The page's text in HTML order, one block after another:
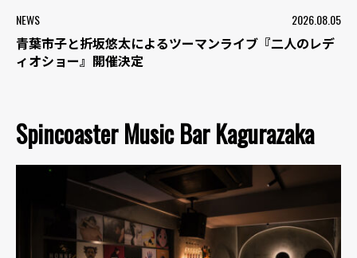
NEWS 2026.08.05
青葉市子と折坂悠太によるツーマンライブ『二人のレデ
ィオショー』開催決定
Spincoaster Music Bar Kagurazaka